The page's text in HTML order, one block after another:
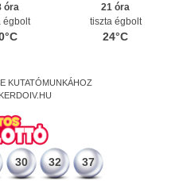
óra
égbolt
21 óra
tiszta égbolt
24°C
KUTATÓMUNKÁHOZ
30 32 37